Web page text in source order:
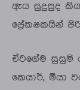
ඇය සුදුසුද
ප්‍රේකෂකයින්
ඒවගේම සුසුම්
කෙයාර්, මීයා